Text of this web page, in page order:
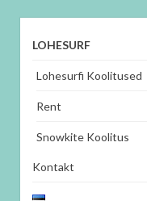
LOHESURF
Lohesurfi Koolitused
Rent
Snowkite Koolitus
Kontakt